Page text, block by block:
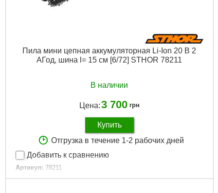
Пила мини цепная аккумуляторная Li-Ion 20 В 2
АГод, шина l= 15 см [6/72] STHOR 78211
В наличии
Цена:3 700 грн
Купить
Отгрузка в течение 1-2 рабочих дней
Добавить к сравнению
Артикул: 78211
Код товара: 29.36.33